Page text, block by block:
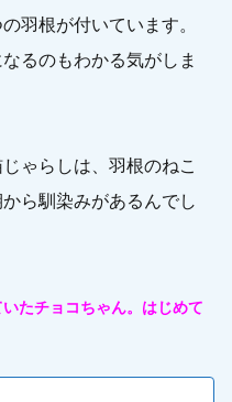
羽根が付いています。
るのもわかる気がしま
ゃらしは、羽根のねこ
ら馴染みがあるんでし
たチョコちゃん。はじめて